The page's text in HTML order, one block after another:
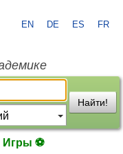
EN DE ES FR
Найти!
Игры ⚽